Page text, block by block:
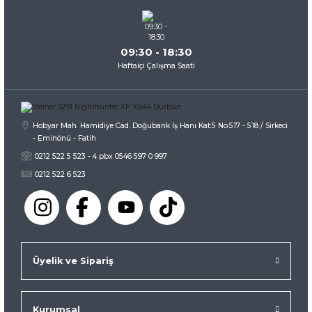
09:30 - 18:30
Haftaiçi Çalışma Saati
Hobyar Mah. Hamidiye Cad. Doğubank İş Hanı Kat:5 No:517 - 518 / Sirkeci
- Eminönü - Fatih
0212 522 5 523 - 4 pbx 0546 597 0 997
0212 522 6 523
Üyelik ve Sipariş
Kurumsal